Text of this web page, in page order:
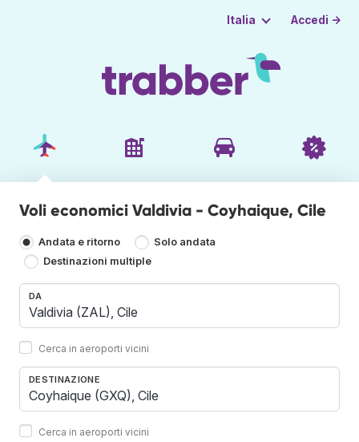
Italia Accedi →
Voli economici Valdivia - Coyhaique, Cile
Andata e ritorno
Solo andata
Destinazioni multiple
DA
Cerca in aeroporti vicini
DESTINAZIONE
Cerca in aeroporti vicini